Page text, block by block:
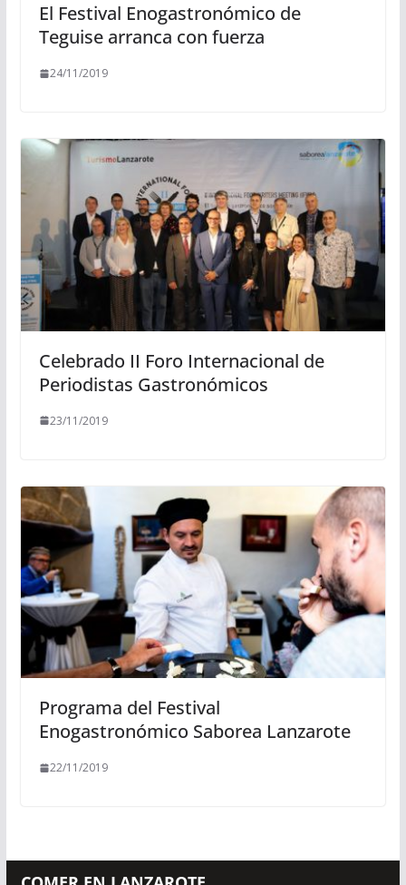
El Festival Enogastronómico de
Teguise arranca con fuerza
24/11/2019
Celebrado II Foro Internacional de
Periodistas Gastronómicos
23/11/2019
Programa del Festival
Enogastronómico Saborea Lanzarote
22/11/2019